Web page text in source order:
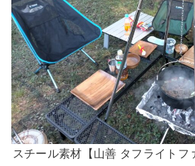
スチール素材【山善 タフライトフ